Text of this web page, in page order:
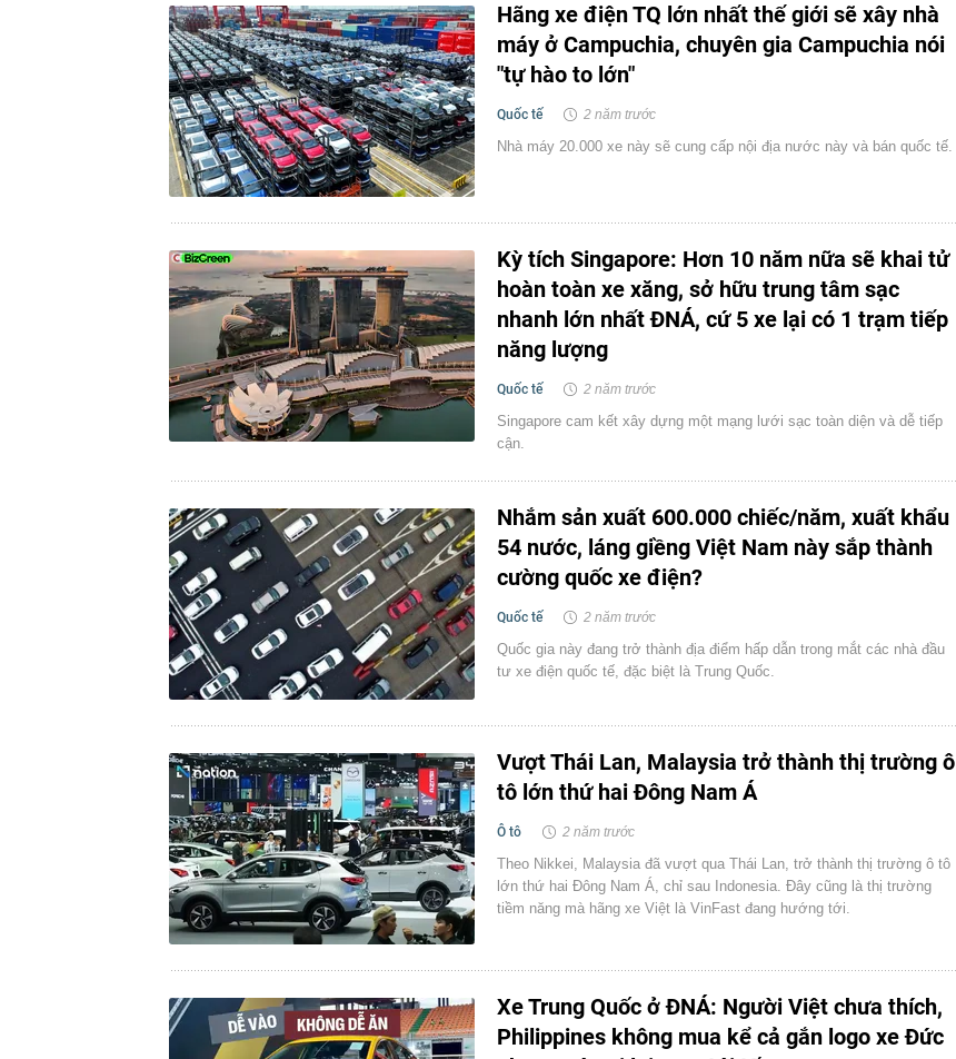
Hãng xe điện TQ lớn nhất thế giới sẽ xây nhà
máy ở Campuchia, chuyên gia Campuchia nói
"tự hào to lớn"
Quốc tế 2 năm trước
Nhà máy 20.000 xe này sẽ cung cấp nội địa nước này và bán quốc tế.
Kỳ tích Singapore: Hơn 10 năm nữa sẽ khai tử
hoàn toàn xe xăng, sở hữu trung tâm sạc
nhanh lớn nhất ĐNÁ, cứ 5 xe lại có 1 trạm tiếp
năng lượng
Quốc tế 2 năm trước
Singapore cam kết xây dựng một mạng lưới sạc toàn diện và dễ tiếp
cận.
Nhắm sản xuất 600.000 chiếc/năm, xuất khẩu
54 nước, láng giềng Việt Nam này sắp thành
cường quốc xe điện?
Quốc tế 2 năm trước
Quốc gia này đang trở thành địa điểm hấp dẫn trong mắt các nhà đầu
tư xe điện quốc tế, đặc biệt là Trung Quốc.
Vượt Thái Lan, Malaysia trở thành thị trường ô
tô lớn thứ hai Đông Nam Á
Ô tô 2 năm trước
Theo Nikkei, Malaysia đã vượt qua Thái Lan, trở thành thị trường ô tô
lớn thứ hai Đông Nam Á, chỉ sau Indonesia. Đây cũng là thị trường
tiềm năng mà hãng xe Việt là VinFast đang hướng tới.
Xe Trung Quốc ở ĐNÁ: Người Việt chưa thích,
Philippines không mua kể cả gắn logo xe Đức